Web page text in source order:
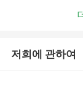
저희에 관하여